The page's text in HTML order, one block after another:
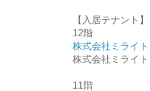
【入居テナント】
12階
株式会社ミライ
株式会社ミライト
11階